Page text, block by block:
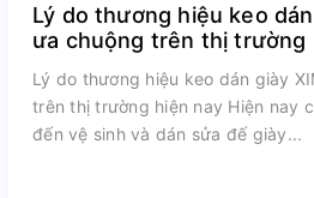
Lý do thương hiệu keo
ưa chuộng trên thị trường
Lý do thương hiệu keo dán giày
trên thị trường hiện nay Hiện nay
đến vệ sinh và dán sửa đế giày...